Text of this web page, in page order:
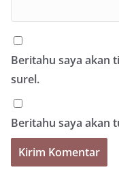
Beritahu saya akan
surel.
Beritahu saya akan